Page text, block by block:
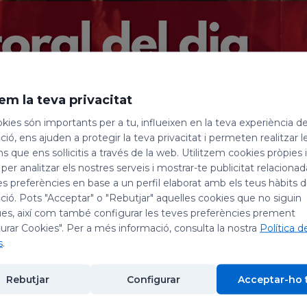
la festivitat: dela Conversió de sant Pau
una estrella de primera grandesa en la Història
després de Jesús, ell és el personatge
fet, no sols comptem amb la narració que en
un grup de cartes, que provenen
en revelen la personalitat i el pensament.
conèixer la comunitat dels qui es professaven
nova fe, un nou "camí", com es deia, que no
la teva privacitat
són importants per a tu, influeixen en la teva experiència de
ens ajuden a protegir la teva privacitat i permeten realitzar
que ens sol·licitis a través de la web. Utilitzem cookies pròpies
analitzar els nostres serveis i mostrar-te publicitat
preferències en base a un perfil elaborat amb els teus hàbits
Pots "Acceptar" o "Rebutjar" aquelles cookies que no siguin
així com també configurar les teves preferències prement
Cookies". Per a més informació, consulta la nostra Política
.
Rebutjar Configurar Acceptar-ho